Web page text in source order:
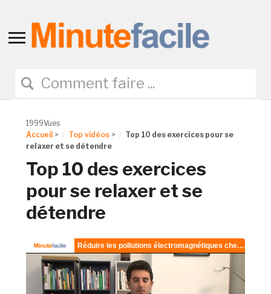
Toggle
navigation
1999Vues
Accueil > Top vidéos >
Top 10 des exercices pour se
relaxer et se détendre
Top 10 des exercices
pour se relaxer et se
détendre